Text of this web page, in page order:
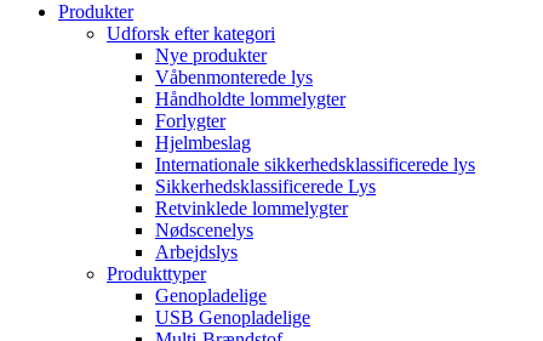
Produkter
Udforsk efter kategori
Nye produkter
Våbenmonterede lys
Håndholdte lommelygter
Forlygter
Hjelmbeslag
Internationale sikkerhedsklassificerede lys
Sikkerhedsklassificerede Lys
Retvinklede lommelygter
Nødscenelys
Arbejdslys
Produkttyper
Genopladelige
USB Genopladelige